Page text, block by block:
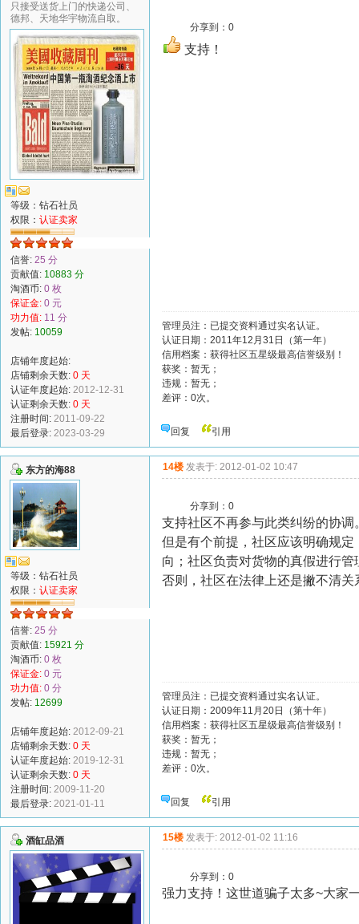
只接受送货上门的快递公司、
德邦、天地华宇物流自取。
等级：钻石社员
权限： 认证卖家
信誉: 25 分
贡献值: 10883 分
淘酒币: 0 枚
保证金: 0 元
功力值: 11 分
发帖: 10059
店铺年度起始:
店铺剩余天数: 0 天
认证年度起始: 2012-12-31
认证剩余天数: 0 天
注册时间: 2011-09-22
最后登录: 2023-03-29
分享到： 0
支持！
管理员注：已提交资料通过实名认证。
认证日期：2011年12月31日（第一年）
信用档案：获得社区五星级最高信誉级别！
获奖：暂无；
违规：暂无；
差评：0次。
回复 引用
东方的海88
等级：钻石社员
权限： 认证卖家
信誉: 25 分
贡献值: 15921 分
淘酒币: 0 枚
保证金: 0 元
功力值: 0 分
发帖: 12699
店铺年度起始: 2012-09-21
店铺剩余天数: 0 天
认证年度起始: 2019-12-31
认证剩余天数: 0 天
注册时间: 2009-11-20
最后登录: 2021-01-11
14楼 发表于: 2012-01-02 10:47
分享到： 0
支持社区不再参与此类纠纷的协调
但是有个前提，社区应该明确规定
向；社区负责对货物的真假进行
否则，社区在法律上还是撇不清关
管理员注：已提交资料通过实名认证。
认证日期：2009年11月20日（第十年）
信用档案：获得社区五星级最高信誉级别！
获奖：暂无；
违规：暂无；
差评：0次。
回复 引用
酒缸品酒 15楼 发表于: 2012-01-02 11:16
分享到： 0
强力支持！这世道骗子太多~大家